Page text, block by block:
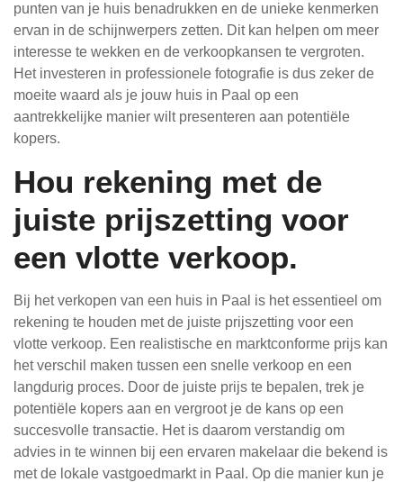
punten van je huis benadrukken en de unieke kenmerken
ervan in de schijnwerpers zetten. Dit kan helpen om meer
interesse te wekken en de verkoopkansen te vergroten.
Het investeren in professionele fotografie is dus zeker de
moeite waard als je jouw huis in Paal op een
aantrekkelijke manier wilt presenteren aan potentiële
kopers.
Hou rekening met de
juiste prijszetting voor
een vlotte verkoop.
Bij het verkopen van een huis in Paal is het essentieel om
rekening te houden met de juiste prijszetting voor een
vlotte verkoop. Een realistische en marktconforme prijs kan
het verschil maken tussen een snelle verkoop en een
langdurig proces. Door de juiste prijs te bepalen, trek je
potentiële kopers aan en vergroot je de kans op een
succesvolle transactie. Het is daarom verstandig om
advies in te winnen bij een ervaren makelaar die bekend is
met de lokale vastgoedmarkt in Paal. Op die manier kun je